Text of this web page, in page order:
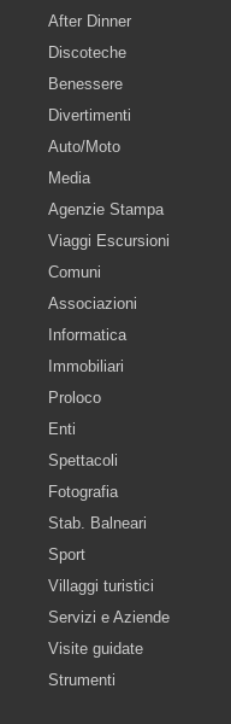
After Dinner
Discoteche
Benessere
Divertimenti
Auto/Moto
Media
Agenzie Stampa
Viaggi Escursioni
Comuni
Associazioni
Informatica
Immobiliari
Proloco
Enti
Spettacoli
Fotografia
Stab. Balneari
Sport
Villaggi turistici
Servizi e Aziende
Visite guidate
Strumenti